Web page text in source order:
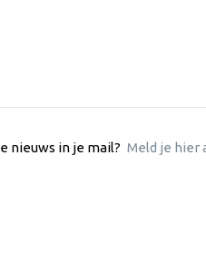
nieuws in je mail? Meld je hier